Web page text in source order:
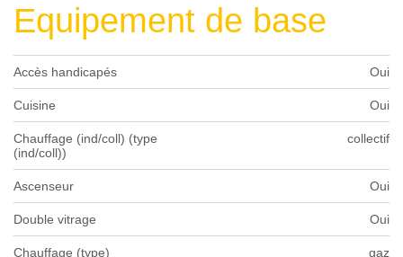
Equipement de base
Accès handicapés Oui
Cuisine Oui
Chauffage (ind/coll) (type
(ind/coll))
collectif
Ascenseur Oui
Double vitrage Oui
Chauffage (type) gaz